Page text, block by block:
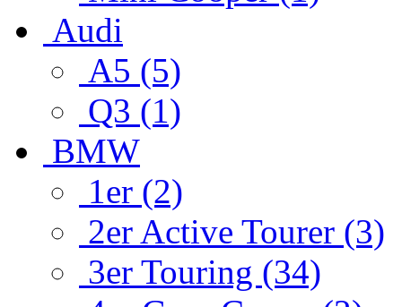
Audi
A5 (5)
Q3 (1)
BMW
1er (2)
2er Active Tourer (3)
3er Touring (34)